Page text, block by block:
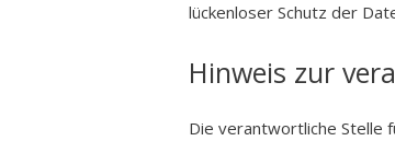
lückenloser Schutz der
Hinweis zur
Die verantwortliche Stelle